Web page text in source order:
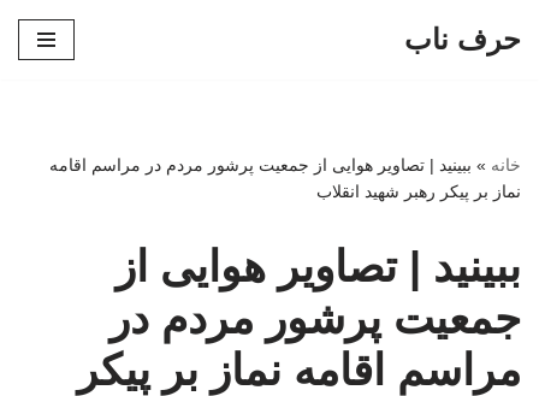
حرف ناب
خانه » ببینید | تصاویر هوایی از جمعیت پرشور مردم در مراسم اقامه
نماز بر پیکر رهبر شهید انقلاب
ببینید | تصاویر هوایی از
جمعیت پرشور مردم در
مراسم اقامه نماز بر پیکر